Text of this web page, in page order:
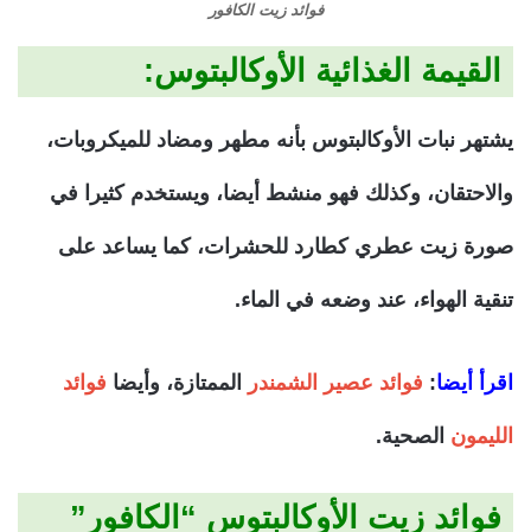
فوائد زيت الكافور
القيمة الغذائية الأوكالبتوس:
يشتهر نبات الأوكالبتوس بأنه مطهر ومضاد للميكروبات،
والاحتقان، وكذلك فهو منشط أيضا، ويستخدم كثيرا في
صورة زيت عطري كطارد للحشرات، كما يساعد على
تنقية الهواء، عند وضعه في الماء.
اقرأ أيضا: فوائد عصير الشمندر الممتازة، وأيضا فوائد
الليمون الصحية.
فوائد زيت الأوكالبتوس “الكافور”